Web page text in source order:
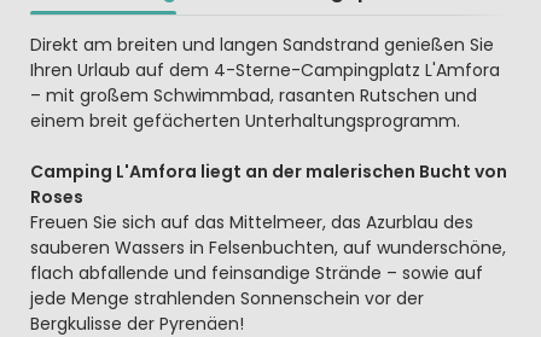
Beschrijving
Direkt am breiten und langen Sandstrand genießen Sie
Ihren Urlaub auf dem 4-Sterne-Campingplatz L'Amfora
– mit großem Schwimmbad, rasanten Rutschen und
einem breit gefächerten Unterhaltungsprogramm.
Camping L'Amfora liegt an der malerischen Bucht von
Roses
Freuen Sie sich auf das Mittelmeer, das Azurblau des
sauberen Wassers in Felsenbuchten, auf wunderschöne,
flach abfallende und feinsandige Strände – sowie auf
jede Menge strahlenden Sonnenschein vor der
Bergkulisse der Pyrenäen!